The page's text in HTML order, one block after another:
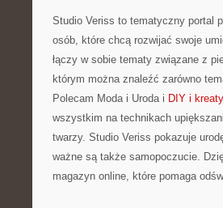
Studio Veriss to tematyczny portal
osób, które chcą rozwijać swoje
łączy w sobie tematy związane z
którym można znaleźć zarówno
Polecam Moda i Uroda i DIY i
wszystkim na technikach
twarzy. Studio Veriss pokazuje
ważne są także samopoczucie.
magazyn online, które pomaga